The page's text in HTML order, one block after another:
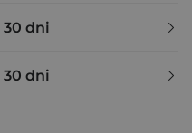
30 dni
30 dni